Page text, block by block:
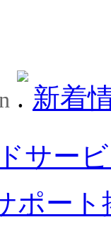
新着
サー
ポート